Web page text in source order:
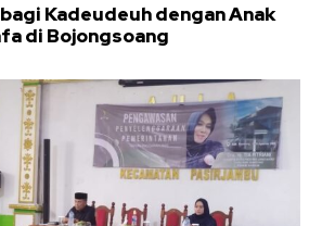
Kadeudeuh dengan Anak
di Bojongsoang